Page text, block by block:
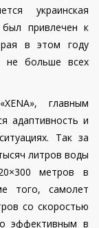
украинская
привлечен к
в этом году
не больше всех
главным
адаптивность и
Так за
литров воды
метров в
того, самолет
со скоростью
эффективным в